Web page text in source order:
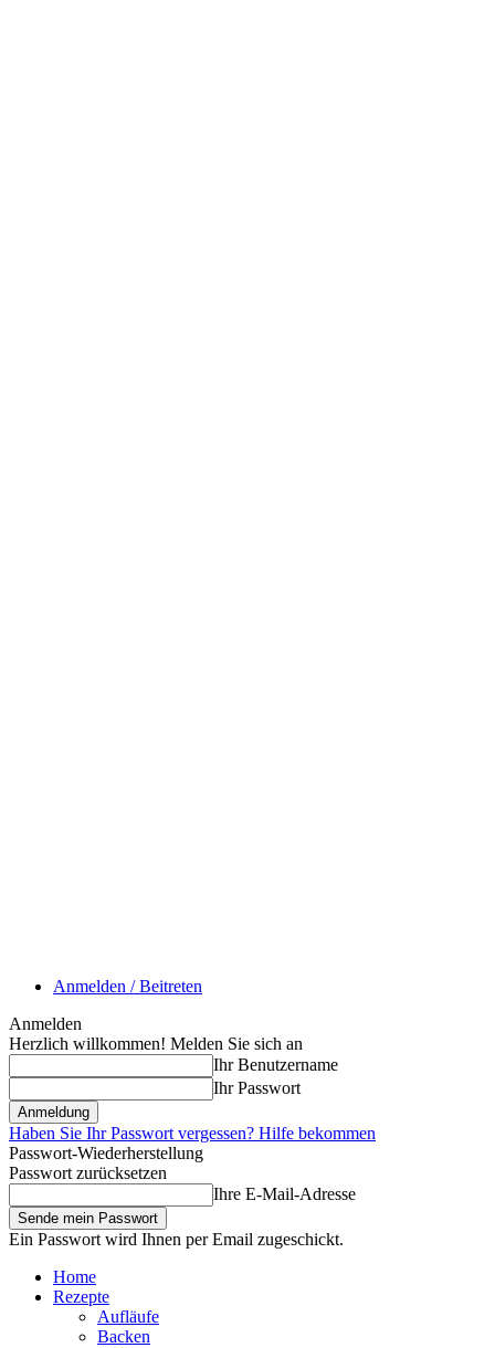
Anmelden / Beitreten
Anmelden
Herzlich willkommen! Melden Sie sich an
Ihr Benutzername
Ihr Passwort
Haben Sie Ihr Passwort vergessen? Hilfe bekommen
Passwort-Wiederherstellung
Passwort zurücksetzen
Ihre E-Mail-Adresse
Ein Passwort wird Ihnen per Email zugeschickt.
Home
Rezepte
Aufläufe
Backen